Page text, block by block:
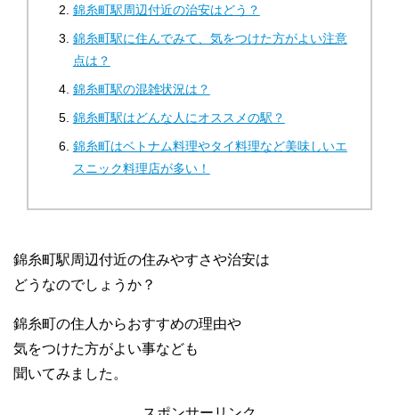
錦糸町駅周辺付近の治安はどう？
錦糸町駅に住んでみて、気をつけた方がよい注意
点は？
錦糸町駅の混雑状況は？
錦糸町駅はどんな人にオススメの駅？
錦糸町はベトナム料理やタイ料理など美味しいエ
スニック料理店が多い！
錦糸町駅周辺付近の住みやすさや治安は
どうなのでしょうか？
錦糸町の住人からおすすめの理由や
気をつけた方がよい事なども
聞いてみました。